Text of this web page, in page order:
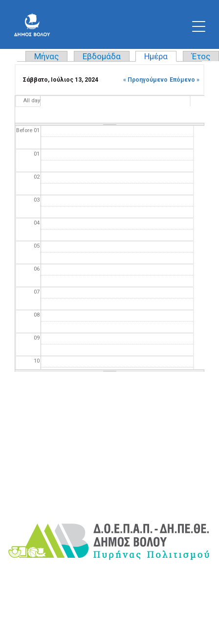
Πρωτεύουσες καρτέλες
Μήνας Εβδομάδα Ημέρα (ενεργήΈτος
Σάββατο, Ιούλιος 13, 2024 « Προηγούμενο Επόμενο »
All day
Before 01
01
02
03
04
05
06
07
08
09
10